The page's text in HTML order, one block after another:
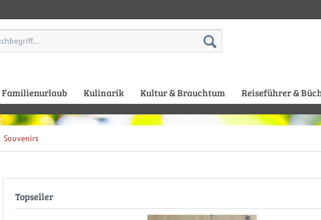
Familienurlaub Kulinarik Kultur & Brauchtum Reiseführer &
Souvenirs
Topseller